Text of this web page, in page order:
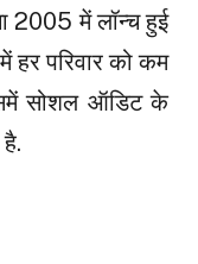
2005 में लॉन्च हुई
हर परिवार को कम
सोशल ऑडिट के